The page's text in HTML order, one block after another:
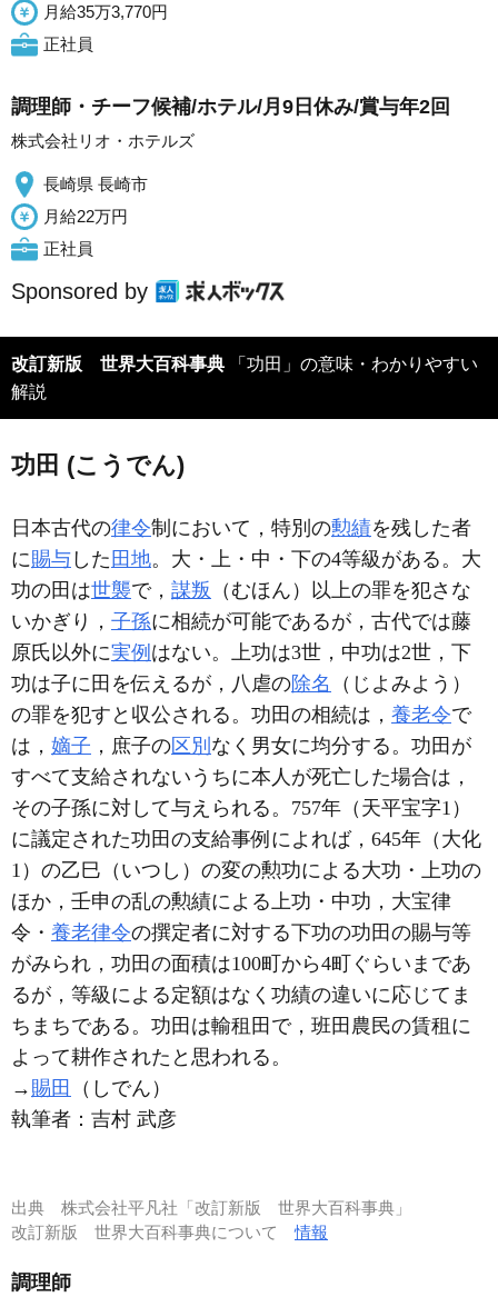
月給35万3,770円
正社員
調理師・チーフ候補/ホテル/月9日休み/賞与年2回
株式会社リオ・ホテルズ
長崎県 長崎市
月給22万円
正社員
Sponsored by
改訂新版 世界大百科事典 「功田」の意味・わかりやすい
解説
功田 (こうでん)
日本古代の律令制において，特別の勲績を残した者
に賜与 した 田地。大・上・中・下の4等級がある。大
功の田は世襲で， 謀叛 （むほん）以上の罪を犯さな
いかぎり， 子孫に相続が可能であるが，古代では藤
原氏以外に実例 はない。上功は3世，中功は2世，下
功は子に田を伝えるが，八虐の除名
（じよみよう）
の罪を犯すと収公される。功田の相続は， 養老令で
は， 嫡子 ，庶子の区別 なく男女に均分する。功田が
すべて支給されないうちに本人が死亡した場合は，
その子孫に対して与えられる。757年（天平宝字1）
に議定された功田の支給事例によれば，645年（大化
1）の乙巳（いつし）の変の勲功による大功・上功の
ほか，壬申の乱の勲績による上功・中功，大宝律
令・ 養老律令の撰定者に対する下功の功田の賜与等
がみられ，功田の面積は100町から4町ぐらいまであ
るが，等級による定額はなく功績の違いに応じてま
ちまちである。功田は輸租田で，班田農民の賃租に
よって耕作されたと思われる。
→ 賜田
（しでん）
執筆者： 吉村 武彦
出典 株式会社平凡社「改訂新版 世界大百科事典」
改訂新版 世界大百科事典について情報
調理師